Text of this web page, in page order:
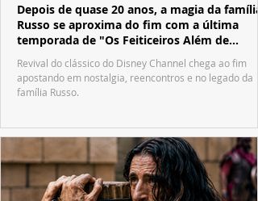
Depois de quase 20 anos, a magia da família
Russo se aproxima do fim com a última
temporada de "Os Feiticeiros Além de
Waverly Place"
Revival do clássico do Disney Channel chega ao fim
apostando em nostalgia, reencontros e no legado da
família Russo.